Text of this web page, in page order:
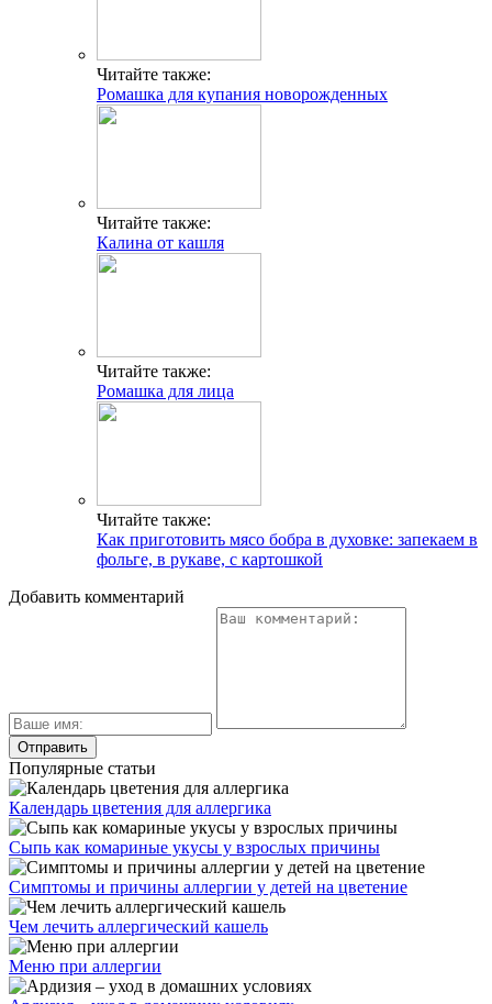
Читайте также:
Ромашка для купания новорожденных
Читайте также:
Калина от кашля
Читайте также:
Ромашка для лица
Читайте также:
Как приготовить мясо бобра в духовке: запекаем в
фольге, в рукаве, с картошкой
Добавить комментарий
Популярные статьи
Календарь цветения для аллергика
Сыпь как комариные укусы у взрослых причины
Симптомы и причины аллергии у детей на цветение
Чем лечить аллергический кашель
Меню при аллергии